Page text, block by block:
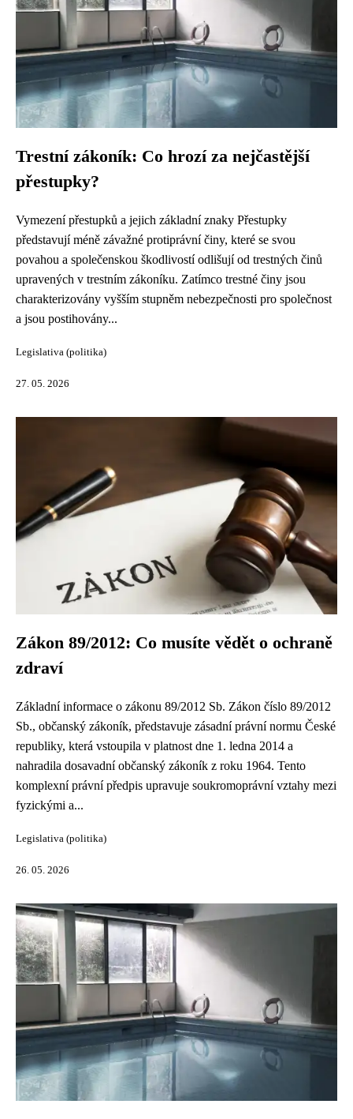
Trestní zákoník: Co hrozí za nejčastější
přestupky?
Vymezení přestupků a jejich základní znaky Přestupky
představují méně závažné protiprávní činy, které se svou
povahou a společenskou škodlivostí odlišují od trestných činů
upravených v trestním zákoníku. Zatímco trestné činy jsou
charakterizovány vyšším stupněm nebezpečnosti pro společnost
a jsou postihovány...
Legislativa (politika)
27. 05. 2026
Zákon 89/2012: Co musíte vědět o ochraně
zdraví
Základní informace o zákonu 89/2012 Sb. Zákon číslo 89/2012
Sb., občanský zákoník, představuje zásadní právní normu České
republiky, která vstoupila v platnost dne 1. ledna 2014 a
nahradila dosavadní občanský zákoník z roku 1964. Tento
komplexní právní předpis upravuje soukromoprávní vztahy mezi
fyzickými a...
Legislativa (politika)
26. 05. 2026